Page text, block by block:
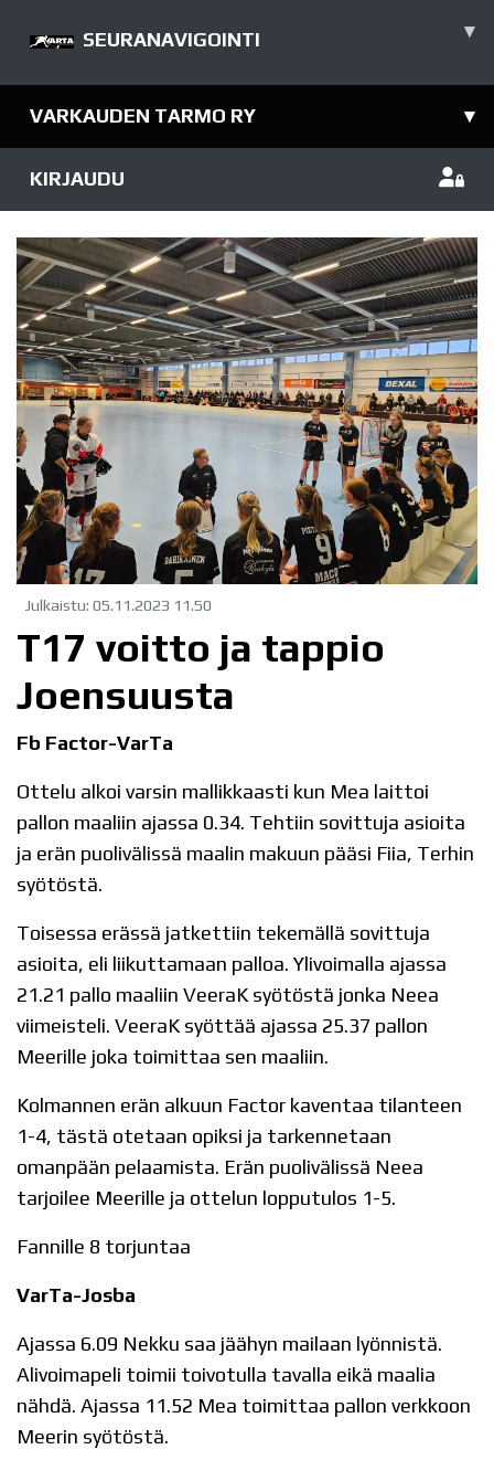
SEURANAVIGOINTI ▾
VARKAUDEN TARMO RY ▾
KIRJAUDU
Julkaistu: 05.11.2023 11.50
T17 voitto ja tappio
Joensuusta
Fb Factor-VarTa
Ottelu alkoi varsin mallikkaasti kun Mea laittoi
pallon maaliin ajassa 0.34. Tehtiin sovittuja asioita
ja erän puolivälissä maalin makuun pääsi Fiia, Terhin
syötöstä.
Toisessa erässä jatkettiin tekemällä sovittuja
asioita, eli liikuttamaan palloa. Ylivoimalla ajassa
21.21 pallo maaliin VeeraK syötöstä jonka Neea
viimeisteli. VeeraK syöttää ajassa 25.37 pallon
Meerille joka toimittaa sen maaliin.
Kolmannen erän alkuun Factor kaventaa tilanteen
1-4, tästä otetaan opiksi ja tarkennetaan
omanpään pelaamista. Erän puolivälissä Neea
tarjoilee Meerille ja ottelun lopputulos 1-5.
Fannille 8 torjuntaa
VarTa-Josba
Ajassa 6.09 Nekku saa jäähyn mailaan lyönnistä.
Alivoimapeli toimii toivotulla tavalla eikä maalia
nähdä. Ajassa 11.52 Mea toimittaa pallon verkkoon
Meerin syötöstä.